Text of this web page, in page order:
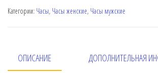
Категории: Часы, Часы женские, Часы мужские
ОПИСАНИЕ ДОПОЛНИТЕЛЬНАЯ